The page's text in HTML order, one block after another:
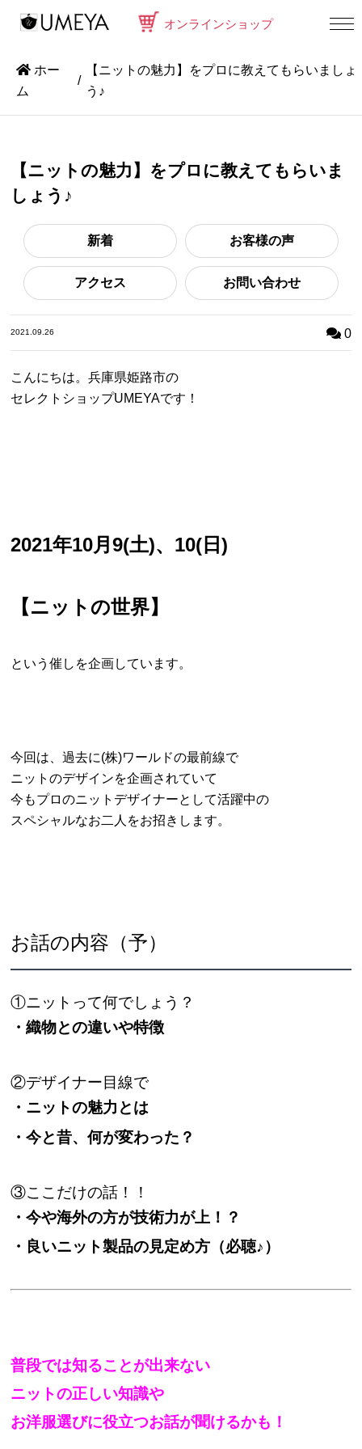
オンラインショップ
ホー
ム
【ニットの魅力】をプロに教えてもらいましょ
う♪
【ニットの魅力】をプロに教えてもらいま
しょう♪
新着 お客様の声
アクセス お問い合わせ
2021.09.26 0
こんにちは。兵庫県姫路市の
セレクトショップUMEYAです！
2021年10月9(土)、10(日)
【ニットの世界】
という催しを企画しています。
今回は、過去に(株)ワールドの最前線で
ニットのデザインを企画されていて
今もプロのニットデザイナーとして活躍中の
スペシャルなお二人をお招きします。
お話の内容（予）
①ニットって何でしょう？
・織物との違いや特徴
②デザイナー目線で
・ニットの魅力とは
・今と昔、何が変わった？
③ここだけの話！！
・今や海外の方が技術力が上！？
・良いニット製品の見定め方（必聴♪）
普段では知ることが出来ない
ニットの正しい知識や
お洋服選びに役立つお話が聞けるかも！